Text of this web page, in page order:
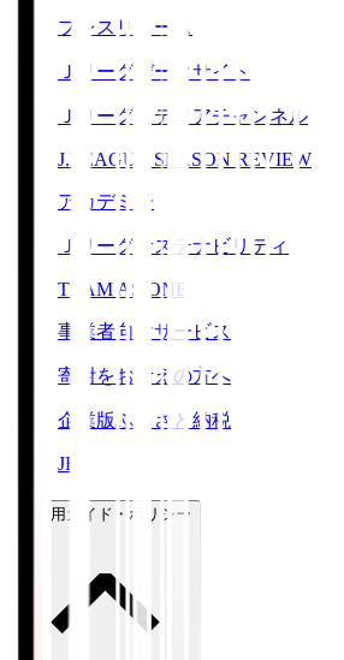
プレスリリース
Ｊリーグデータサイト
Ｊリーグメディアチャンネル
J.LEAGUE SEASON REVIEW
アカデミー
Ｊリーグサステナビリティ
TEAM AS ONE
事業者向けサービス
寄附をお考えの方へ
企業版ふるさと納税
JFA
ご利用ガイド・ポリシー